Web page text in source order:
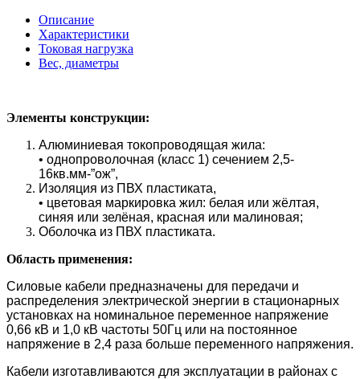
Описание
Характеристики
Токовая нагрузка
Вес, диаметры
Элементы конструкции:
Алюминиевая токопроводящая жила:
• однопроволочная (класс 1) сечением 2,5-
16кв.мм-”ож”,
Изоляция из ПВХ пластиката,
• цветовая маркировка жил: белая или жёлтая,
синяя или зелёная, красная или малиновая;
Оболочка из ПВХ пластиката.
Область применения:
Силовые кабели предназначены для передачи и
распределения электрической энергии в стационарных
установках на номинальное переменное напряжение
0,66 кВ и 1,0 кВ частоты 50Гц или на постоянное
напряжение в 2,4 раза больше переменного напряжения.
Кабели изготавливаются для эксплуатации в районах с